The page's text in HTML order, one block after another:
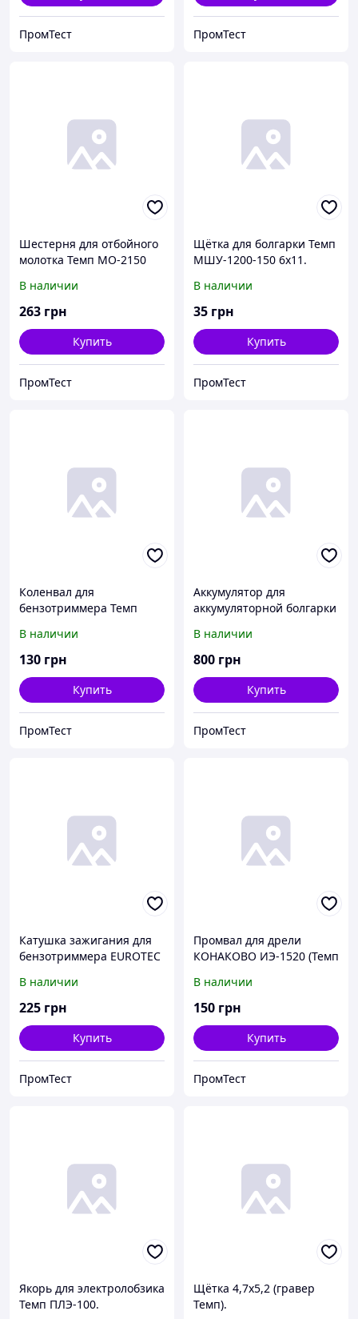
ПромТест ПромТест
Шестерня для отбойного
молотка Темп МО-2150
В наличии
263 грн
Купить
ПромТест
Щётка для болгарки Темп
МШУ-1200-150 6х11.
В наличии
35 грн
Купить
ПромТест
Коленвал для
бензотриммера Темп
В наличии
130 грн
Купить
ПромТест
Аккумулятор для
аккумуляторной болгарки
В наличии
800 грн
Купить
ПромТест
Катушка зажигания для
бензотриммера EUROTEC
В наличии
225 грн
Купить
ПромТест
Промвал для дрели
КОНАКОВО ИЭ-1520 (Темп
В наличии
150 грн
Купить
ПромТест
Якорь для электролобзика
Темп ПЛЭ-100.
Щётка 4,7х5,2 (гравер
Темп).